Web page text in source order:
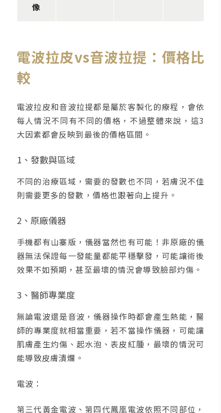
像
電波拉皮vs音波拉提：價格比
較
電波拉皮和音波拉提都是屬於客製化的療程，會依
每人情況不同有不同的價格，不過整體來說，這3
大因素都會反映到最後的價格區間。
1、發數與區域
不同的治療區域，需要的發數也不同，若膚況不佳
則需要更多的發數，價格也跟著向上提升。
2、原廠儀器
手機都有山寨版，儀器當然也有可能！非原廠的儀
器無法保證每一發能量都能平穩擊發，可能讓術後
效果不如預期，甚至最壞的情況會導致臉部灼傷。
3、醫師專業度
無論電波還是音波，儀器操作時都會產生熱能，醫
師的專業度就相當重要，若不當操作儀器，可能讓
肌膚產生灼傷、起水泡、表皮紅腫，最壞的情況可
能導致皮膚潰爛。
電波：
第三代黃金電波、第四代鳳凰電波依照不同部位，